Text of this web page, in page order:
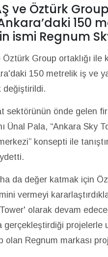
ve Öztürk
150
ismi Regnum
Öztürk Group ortaklığı
150 metrelik iş ve
değiştirildi.
sektörünün önde gelen
Ünal Pala, “Ankara Sky
konsepti ile
da değer katmak için
vermeyi
olarak devam
gerçekleştirdiği
olan Regnum markası